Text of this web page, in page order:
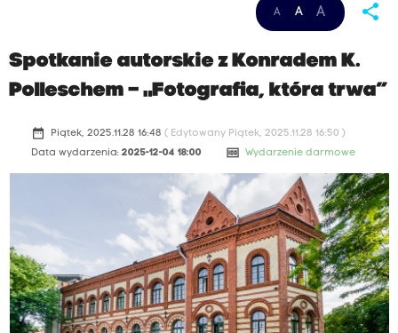
A A A share
Spotkanie autorskie z Konradem K.
Polleschem – „Fotografia, która trwa”
date_range Piątek, 2025.11.28 16:48 ( Edytowany Piątek, 2025.11.28 16:50 )
Data wydarzenia: 2025-12-04 18:00 money Wydarzenie darmowe